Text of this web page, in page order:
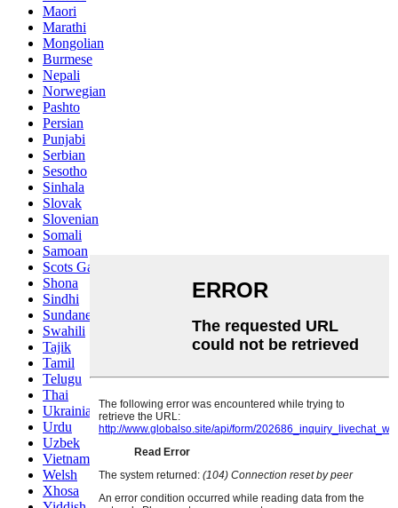
Maori
Marathi
Mongolian
Burmese
Nepali
Norwegian
Pashto
Persian
Punjabi
Serbian
Sesotho
Sinhala
Slovak
Slovenian
Somali
Samoan
Scots Gaelic
Shona
Sindhi
Sundanese
Swahili
Tajik
Tamil
Telugu
Thai
Ukrainian
Urdu
Uzbek
Vietnamese
Welsh
Xhosa